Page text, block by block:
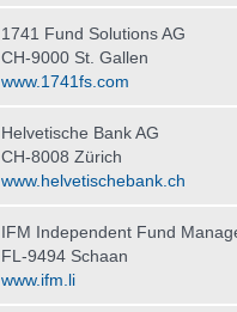
1741 Fund Solutions AG
CH-9000 St. Gallen
www.1741fs.com
Helvetische Bank AG
CH-8008 Zürich
www.helvetischebank.ch
IFM Independent Fund
FL-9494 Schaan
www.ifm.li